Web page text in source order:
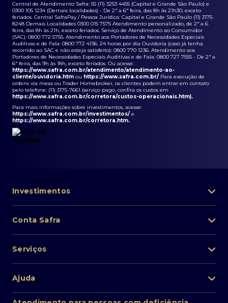
Central de Atendimento Safra: 55 (11) 3253 4455 (Capital e Grande São Paulo) e
0300 105 1234 (Demais localidades) - De 2ª a 6ª feira, das 8h às 21h30, exceto
feriados. Central SafraPay / Pessoa Jurídica: Capital e Grande São Paulo (11) 3175-
8248 Demais Localidades 0300 015 7575 Atendimento personalizado, de 2ª a 6
feira, das 8h às 21h, exceto feriados. Serviço de Atendimento ao Consumidor
(SAC): 0800 772 5755. Atendimento aos Portadores de Necessidades Especiais
Auditivas e de Fala: 0800 772 4136. 24 horas por dia Ouvidoria (caso já tenha
recorrido ao SAC e não esteja satisfeito): 0800 770 1236. Atendimento aos
Portadores de Necessidades Especiais Auditivas e de Fala: 0800 727 7555 - De 2ª a
6ª feira, das 9h às 18h, exceto feriados. Ou acesse:
https://www.safra.com.br/atendimento/atendimento-ao-
cliente/ouvidoria.htm ou https://www.safra.com.br/ Para execução de
ordens via mesa ou Trader Homebroker, os clientes podem entrar em contato
pelo telefone: (11) 3175-7661 (serviço pago, confira os custos em
https://www.safra.com.br/corretora/custos-operacionais.htm).
Para mais informações sobre investimentos, acesse:
https://www.safra.com.br/investimentos/ e
https://www.safra.com.br/corretora.htm.
Investimentos
Lista de fundos de investimento
Private Banking
Renda fixa
Conta Safra
Pessoa Física
Cartões
Empréstimos e financiamentos
Serviços
Perda/roubo de celular
Ajuda
Atendimento ao cliente